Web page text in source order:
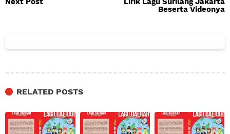
Beserta Videonya
RELATED POSTS